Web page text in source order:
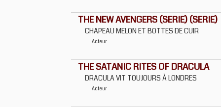
THE NEW AVENGERS (SERIE) (SERIE)
CHAPEAU MELON ET BOTTES DE CUIR
Acteur
THE SATANIC RITES OF DRACULA
DRACULA VIT TOUJOURS À LONDRES
Acteur